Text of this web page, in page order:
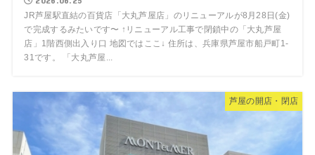
JR芦屋駅直結の百貨店「大丸芦屋店」のリニューアルが8月28日(金)
で完成するみたいです〜 ↑リニューアル工事で閉鎖中の「大丸芦屋
店」1階西側出入り口 地図ではここ↓ 住所は、兵庫県芦屋市船戸町1-
31です。 「大丸芦屋...
芦屋の開店・閉店